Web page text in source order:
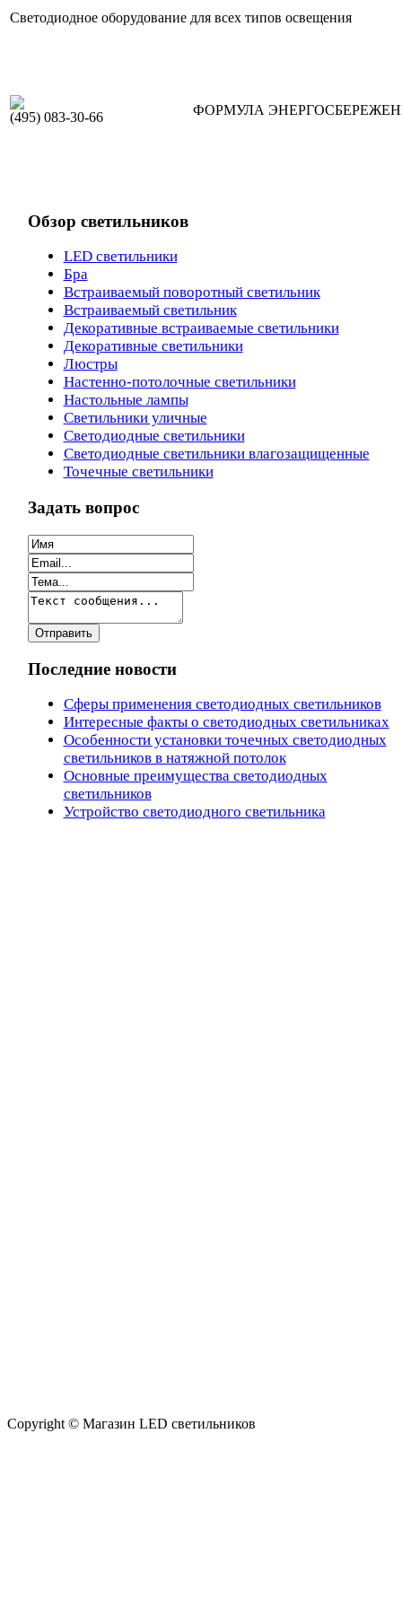
Светодиодное оборудование для всех типов освещения
(495) 083-30-66 ФОРМУЛА
Обзор светильников
LED светильники
Бра
Встраиваемый поворотный светильник
Встраиваемый светильник
Декоративные встраиваемые светильники
Декоративные светильники
Люстры
Настенно-потолочные светильники
Настольные лампы
Светильники уличные
Светодиодные светильники
Светодиодные светильники влагозащищенные
Точечные светильники
Задать вопрос
Последние новости
Сферы применения светодиодных светильников
Интересные факты о светодиодных светильниках
Особенности установки точечных светодиодных
светильников в натяжной потолок
Основные преимущества светодиодных
светильников
Устройство светодиодного светильника
Copyright © Магазин LED светильников